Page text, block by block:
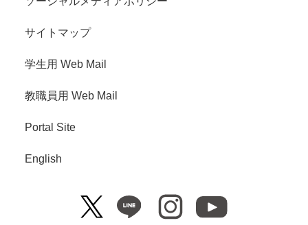
サイトマップ
学生用 Web Mail
教職員用 Web Mail
Portal Site
English